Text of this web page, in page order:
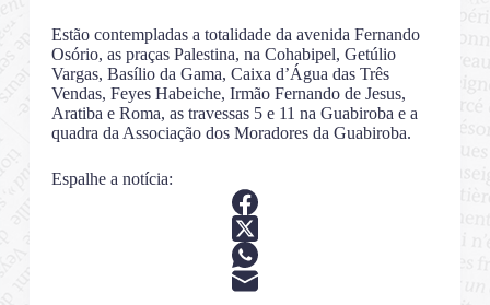
Estão contempladas a totalidade da avenida Fernando
Osório, as praças Palestina, na Cohabipel, Getúlio
Vargas, Basílio da Gama, Caixa d’Água das Três
Vendas, Feyes Habeiche, Irmão Fernando de Jesus,
Aratiba e Roma, as travessas 5 e 11 na Guabiroba e a
quadra da Associação dos Moradores da Guabiroba.
Espalhe a notícia: